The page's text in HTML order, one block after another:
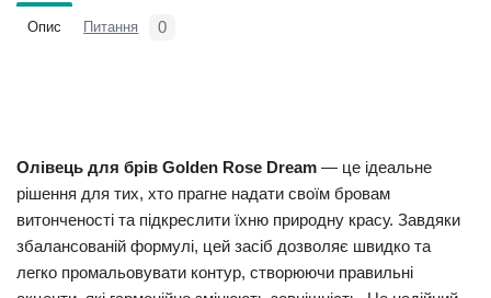
Опис Питання 0
Олівець для брів Golden Rose Dream — це ідеальне
рішення для тих, хто прагне надати своїм бровам
витонченості та підкреслити їхню природну красу. Завдяки
збалансованій формулі, цей засіб дозволяє швидко та
легко промальовувати контур, створюючи правильні